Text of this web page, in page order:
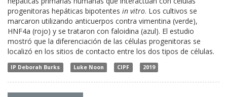
progenitoras hepáticas bipotentes in vitro. Los cultivos se
marcaron utilizando anticuerpos contra vimentina (verde),
HNF4a (rojo) y se trataron con faloidina (azul). El estudio
mostró que la diferenciación de las células progenitoras se
localizó en los sitios de contacto entre los dos tipos de células.
IP Deborah Burks Luke Noon CIPF 2019